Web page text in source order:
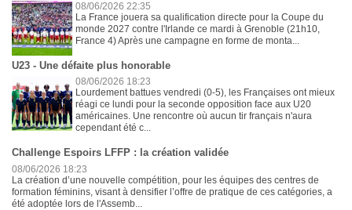
08/06/2026 22:35
La France jouera sa qualification directe pour la Coupe du
monde 2027 contre l'Irlande ce mardi à Grenoble (21h10,
France 4) Après une campagne en forme de monta...
U23 - Une défaite plus honorable
08/06/2026 18:23
Lourdement battues vendredi (0-5), les Françaises ont mieux
réagi ce lundi pour la seconde opposition face aux U20
américaines. Une rencontre où aucun tir français n'aura
cependant été c...
Challenge Espoirs LFFP : la création validée
08/06/2026 18:23
La création d’une nouvelle compétition, pour les équipes des centres de
formation féminins, visant à densifier l’offre de pratique de ces catégories, a
été adoptée lors de l'Assemb...